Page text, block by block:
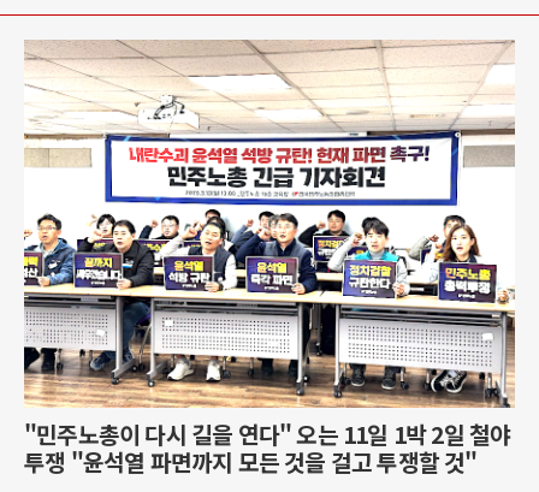
"민주노총이 다시 길을 연다" 오는 11일 1박 2일 철야
투쟁 "윤석열 파면까지 모든 것을 걸고 투쟁할 것"